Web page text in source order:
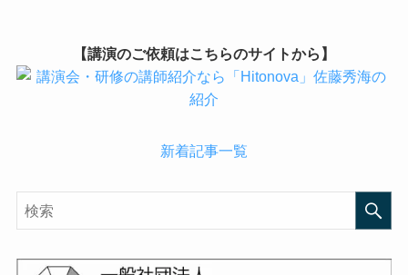
【講演のご依頼はこちらのサイトから】
新着記事一覧